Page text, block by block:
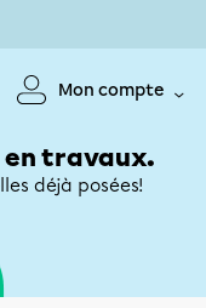
Mon compte
en travaux.
déjà posées!